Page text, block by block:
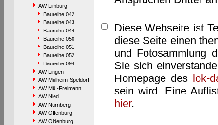
AW Limburg
Baureihe 042
Baureihe 043
Baureihe 044
Baureihe 050
Baureihe 051
Baureihe 052
Baureihe 094
AW Lingen
AW Mülheim-Speldorf
AW Mü.-Freimann
AW Nied
AW Nürnberg
AW Offenburg
AW Oldenburg
Diese Webseite ist
diese Seite einen
und Fotosammlung
Sie sich
Homepage des lok-
sein wird. Eine
hier.